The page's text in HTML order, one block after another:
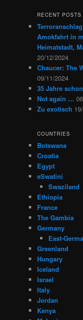
RECENT POSTS
Amokfahrt in
Heimatstadt,
20/12/2024
Chaucer: The
09/11/2024
35 Jahre
Not again …
Zu exotisch
COUNTRIES
Botswana
Croatia
Egypt
eSwatini
Swaziland
Ethiopia
France
The Gambia
Germany
East-
Greenland
Hungary
Iceland
Israel
Italy
Jordan
Kenya